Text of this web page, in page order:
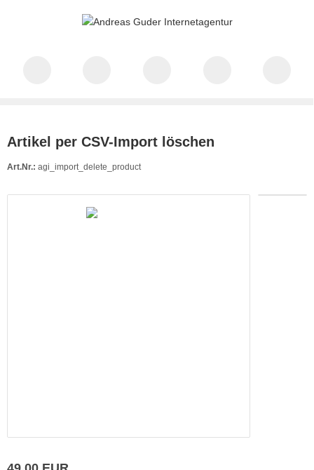
Artikel per CSV-Import löschen
Art.Nr.: agi_import_delete_product